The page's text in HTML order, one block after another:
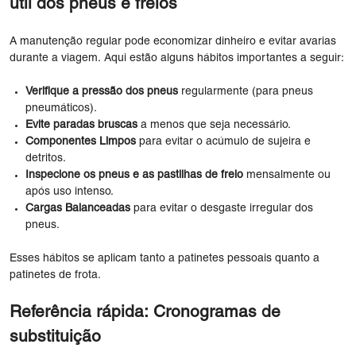
útil dos pneus e freios
A manutenção regular pode economizar dinheiro e evitar avarias
durante a viagem. Aqui estão alguns hábitos importantes a seguir:
Verifique a pressão dos pneus regularmente (para pneus
pneumáticos).
Evite paradas bruscas a menos que seja necessário.
Componentes Limpos para evitar o acúmulo de sujeira e
detritos.
Inspecione os pneus e as pastilhas de freio mensalmente ou
após uso intenso.
Cargas Balanceadas para evitar o desgaste irregular dos
pneus.
Esses hábitos se aplicam tanto a patinetes pessoais quanto a
patinetes de frota.
Referência rápida: Cronogramas de
substituição